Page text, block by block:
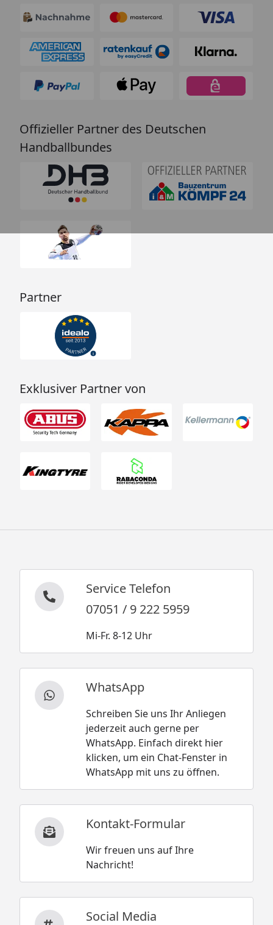
Offizieller Partner des Deutschen
Handballbundes
Partner
Exklusiver Partner von
Service Telefon
07051 / 9 222 5959
Mi-Fr. 8-12 Uhr
WhatsApp
Schreiben Sie uns Ihr Anliegen
jederzeit auch gerne per
WhatsApp. Einfach direkt hier
klicken, um ein Chat-Fenster in
WhatsApp mit uns zu öffnen.
Kontakt-Formular
Wir freuen uns auf Ihre
Nachricht!
Social Media